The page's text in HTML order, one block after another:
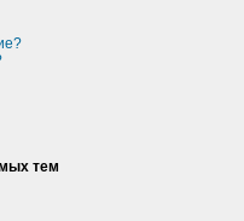
тем